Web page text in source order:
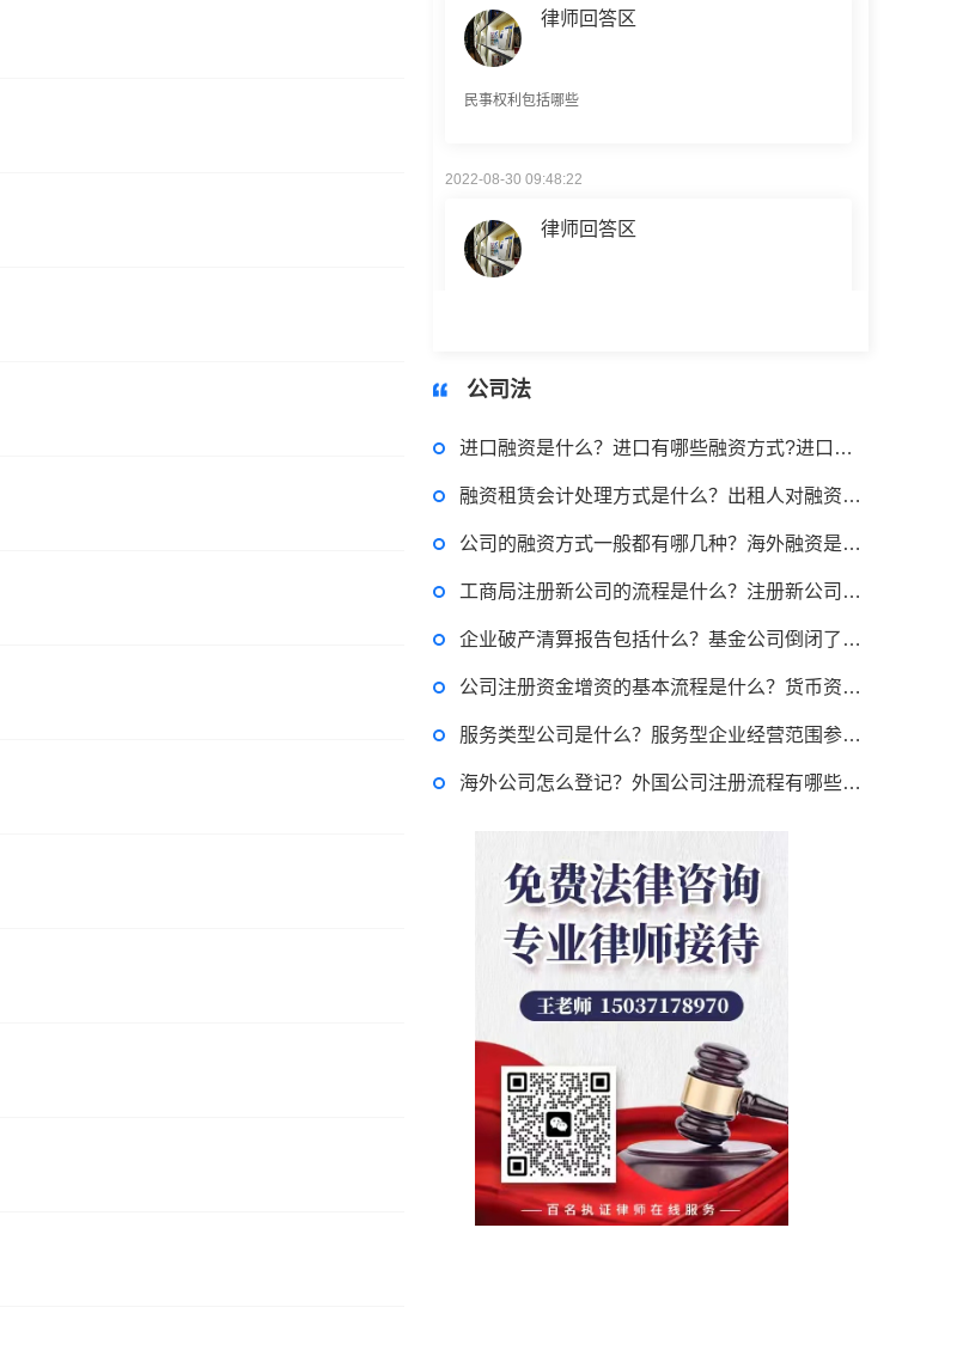
民事权利包括哪些
律师回答区
高楼住宅玻璃炸裂应该找谁处理
2022-11-14 09:48:30
律师回答区
2022-11-17 17:08:56
律师回答区
跳跳糖是毒品吗？
公司法
进口融资是什么？进口有哪些融资方式?进口代付和假远期信用证融资
融资租赁会计处理方式是什么？出租人对融资租赁的处理是什么？
公司的融资方式一般都有哪几种？海外融资是什么？融资租赁是什么？
工商局注册新公司的流程是什么？注册新公司需要哪些材料和证件？
企业破产清算报告包括什么？基金公司倒闭了怎么办？
公司注册资金增资的基本流程是什么？货币资金出资注意事项有哪些？
服务类型公司是什么？服务型企业经营范围参考有哪些？投资类公司经营范围有哪些？
海外公司怎么登记？外国公司注册流程有哪些？公司拟使用公司名称的公司不能注册怎么办？